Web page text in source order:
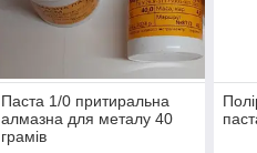
Паста 1/0 притиральна
алмазна для металу 40
грамів